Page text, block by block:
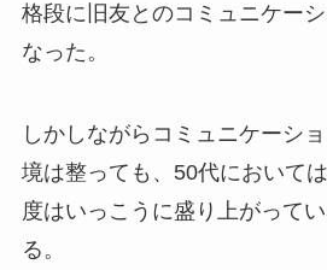
格段に旧友とのコミュニケー
なった。
しかしながらコミュニケーシ
境は整っても、50代において
度はいっこうに盛り上がって
る。